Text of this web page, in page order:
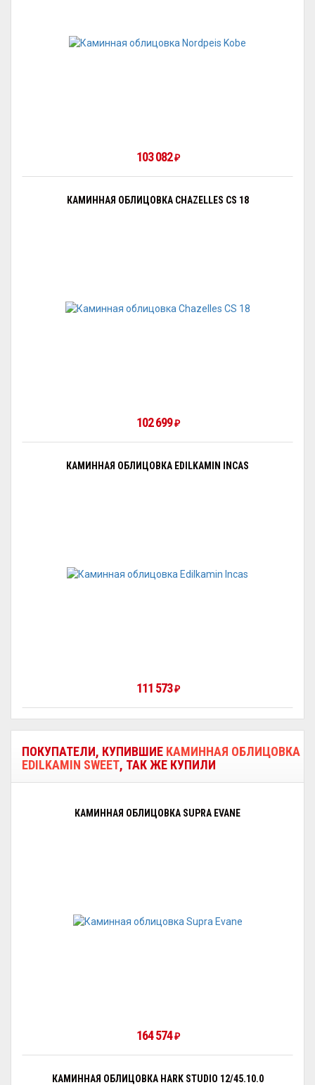
103 082₽
КАМИННАЯ ОБЛИЦОВКА CHAZELLES CS 18
102 699₽
КАМИННАЯ ОБЛИЦОВКА EDILKAMIN INCAS
111 573₽
ПОКУПАТЕЛИ, КУПИВШИЕ КАМИННАЯ ОБЛИЦОВКА
EDILKAMIN SWEET, ТАК ЖЕ КУПИЛИ
КАМИННАЯ ОБЛИЦОВКА SUPRA EVANE
164 574₽
КАМИННАЯ ОБЛИЦОВКА HARK STUDIO 12/45.10.0